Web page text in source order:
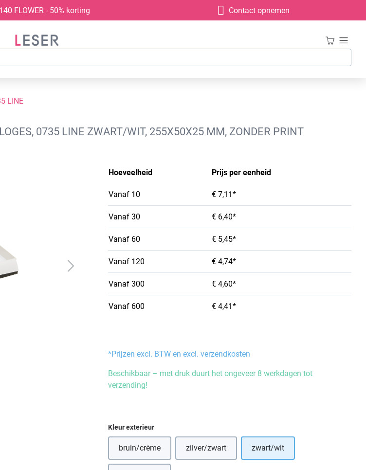
FLOWER - 50% korting Contact opnemen
LINE
0735 LINE ZWART/WIT, 255X50X25 MM, ZONDER PRINT
Hoeveelheid Prijs per eenheid
Vanaf 10 € 7,11*
Vanaf 30 € 6,40*
Vanaf 60 € 5,45*
Vanaf 120 € 4,74*
Vanaf 300 € 4,60*
Vanaf 600 € 4,41*
*Prijzen excl. BTW en excl. verzendkosten
Beschikbaar – met druk duurt het ongeveer 8 werkdagen tot
verzending!
Selecteer
Kleur exterieur
bruin/crème(Deze optie is momenteel niet beschikbaar.)
zilver/zwart(Deze optie is momenteel niet beschikbaar.)
zwart/wit